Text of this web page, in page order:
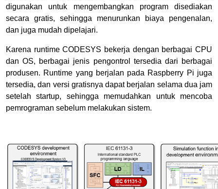
digunakan untuk mengembangkan program disediakan
secara gratis, sehingga menurunkan biaya pengenalan,
dan juga mudah dipelajari.
Karena runtime CODESYS bekerja dengan berbagai CPU
dan OS, berbagai jenis pengontrol tersedia dari berbagai
produsen. Runtime yang berjalan pada Raspberry Pi juga
tersedia, dan versi gratisnya dapat berjalan selama dua jam
setelah startup, sehingga memudahkan untuk mencoba
pemrograman sebelum melakukan sistem.